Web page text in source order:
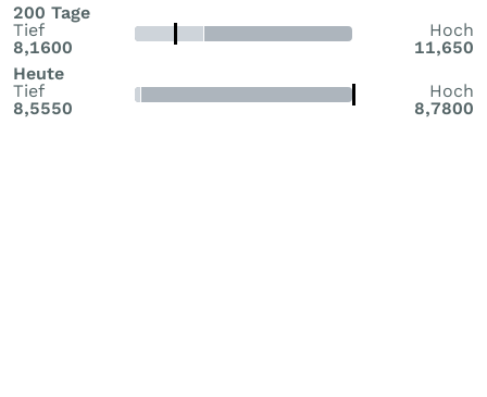
200 Tage
Tief
8,1600
Hoch
11,650
Heute
Tief
8,5550
Hoch
8,7800